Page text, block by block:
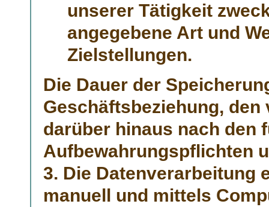
unserer Tätigkeit
angegebene Art und
Zielstellungen.
Die Dauer der
Geschäftsbeziehung,
darüber hinaus nach den
Aufbewahrungspflichten
3. Die Datenverarbeitung
manuell und mittels